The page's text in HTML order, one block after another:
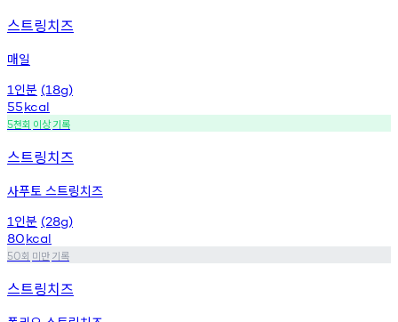
스트링치즈
매일
1 인분 (18g)
55kcal
5천회 이상기록
스트링치즈
사푸토 스트링치즈
1 인분 (28g)
80kcal
50회 미만기록
스트링치즈